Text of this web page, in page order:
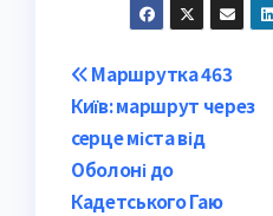
Post
navigation
Маршрутка 463
Київ: маршрут через
серце міста від
Оболоні до
Кадетського Гаю